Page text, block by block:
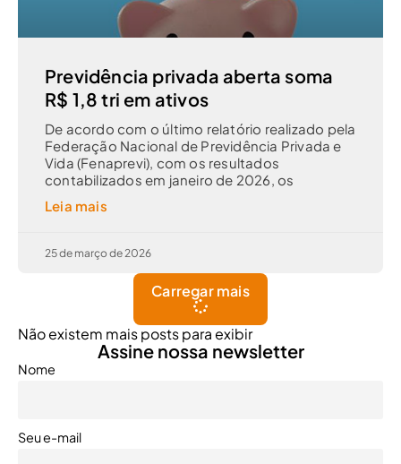
Previdência privada aberta soma
R$ 1,8 tri em ativos
De acordo com o último relatório realizado pela
Federação Nacional de Previdência Privada e
Vida (Fenaprevi), com os resultados
contabilizados em janeiro de 2026, os
Leia mais
25 de março de 2026
Carregar mais
Não existem mais posts para exibir
Assine nossa newsletter
Nome
Seu e-mail